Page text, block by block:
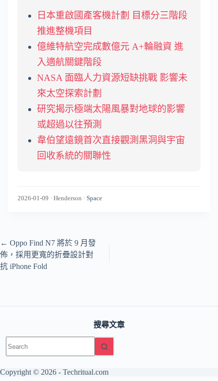
日本重啟國產客機計劃 目標分三階段
推進整機項目
億維特航空完成數億元 A+輪融資 進
入適航關鍵階段
NASA 面臨人力資源短缺挑戰 影響未
來太空探索計劃
研究揭示極端太陽風暴對地球的影響
或超過以往預測
韋伯望遠鏡首次直接觀測黑洞與宇宙
回收系統的關聯性
2026-01-09 · Henderson · Space
← Oppo Find N7 將於 9 月發
佈，採用更寬的折疊設計對
抗 iPhone Fold
搜尋文章
results
Copyright © 2026 - Techritual.com